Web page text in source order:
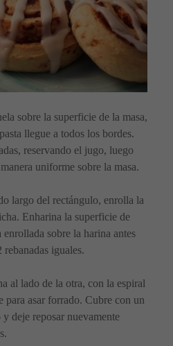
sobre la superficie de la masa,
llegue a todos los bordes.
reservando el jugo, luego
uniforme sobre la masa.
largo del rectángulo, enrolla la
Enharina la superficie de
sobre la harina antes
iguales.
al lado de la otra, con la espiral
para asar forrado. Cubre con un
deje reposar nuevamente